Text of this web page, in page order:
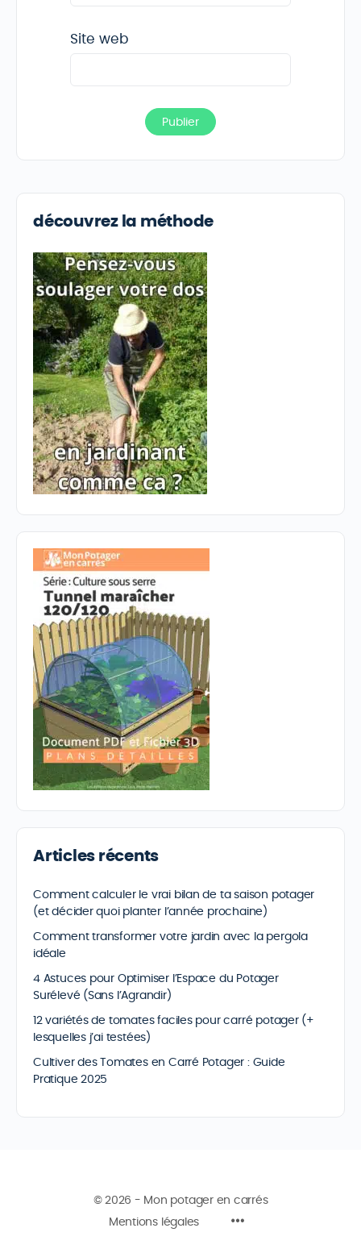
Site web
découvrez la méthode
Articles récents
Comment calculer le vrai bilan de ta saison potager
(et décider quoi planter l’année prochaine)
Comment transformer votre jardin avec la pergola
idéale
4 Astuces pour Optimiser l’Espace du Potager
Surélevé (Sans l’Agrandir)
12 variétés de tomates faciles pour carré potager (+
lesquelles j’ai testées)
Cultiver des Tomates en Carré Potager : Guide
Pratique 2025
© 2026 - Mon potager en carrés
Mentions légales